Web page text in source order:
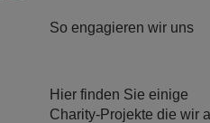
So engagieren wir uns
Hier finden Sie einige
Charity-Projekte die wir